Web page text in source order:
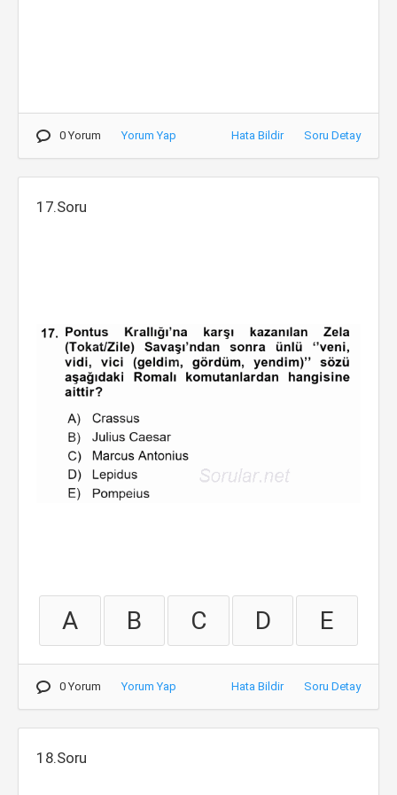
0 Yorum Yorum Yap Hata Bildir Soru Detay
17.Soru
A B C D E
0 Yorum Yorum Yap Hata Bildir Soru Detay
18.Soru